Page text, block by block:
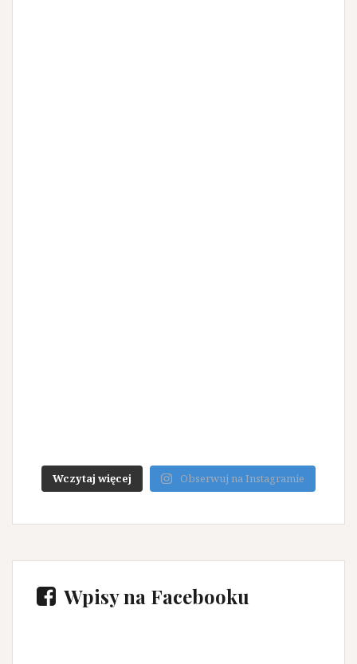
Wczytaj więcej Obserwuj na Instagramie
Wpisy na Facebooku